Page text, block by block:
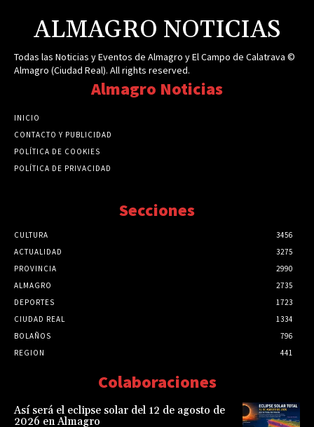
ALMAGRO NOTICIAS
Todas las Noticias y Eventos de Almagro y El Campo de Calatrava ©
Almagro (Ciudad Real). All rights reserved.
Almagro Noticias
INICIO
CONTACTO Y PUBLICIDAD
POLÍTICA DE COOKIES
POLÍTICA DE PRIVACIDAD
Secciones
CULTURA
3456
ACTUALIDAD
3275
PROVINCIA
2990
ALMAGRO
2735
DEPORTES
1723
CIUDAD REAL
1334
BOLAÑOS
796
REGION
441
Colaboraciones
Así será el eclipse solar del 12 de agosto de
2026 en Almagro